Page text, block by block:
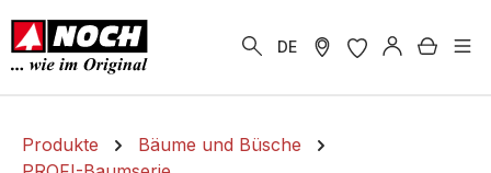
springen
DE
Produkte
Bäume und Büsche